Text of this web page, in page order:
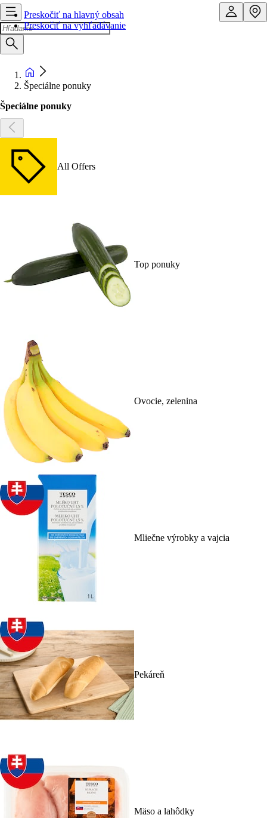
Preskočiť na hlavný obsah
Preskočiť na vyhľadávanie
Špeciálne ponuky
Špeciálne ponuky
All Offers
Top ponuky
Ovocie, zelenina
Mliečne výrobky a vajcia
Pekáreň
Mäso a lahôdky